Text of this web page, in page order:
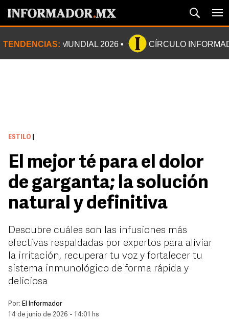
TENDENCIAS: MUNDIAL 2026 CÍRCULO
ESTILO
El mejor té para el dolor
de garganta; la solución
natural y definitiva
Descubre cuáles son las infusiones más
efectivas respaldadas por expertos para aliviar
la irritación, recuperar tu voz y fortalecer tu
sistema inmunológico de forma rápida y
deliciosa
Por: El Informador
14 de junio de 2026 - 14:01 hs